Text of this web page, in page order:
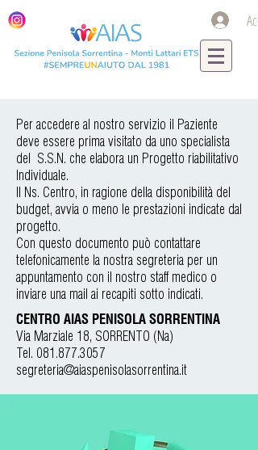
Per accedere al nostro servizio il Paziente
deve essere prima visitato da uno specialista
del S.S.N. che elabora un Progetto riabilitativo
Individuale.
Il Ns. Centro, in ragione della disponibilità del
budget, avvia o meno le prestazioni indicate dal
progetto.
Con questo documento può contattare
telefonicamente la nostra segreteria per un
appuntamento con il nostro staff medico o
inviare una mail ai recapiti sotto indicati.
CENTRO AIAS PENISOLA SORRENTINA
Via Marziale 18, SORRENTO (Na)
Tel. 081.877.3057
segreteria@aiaspenisolasorrentina.it